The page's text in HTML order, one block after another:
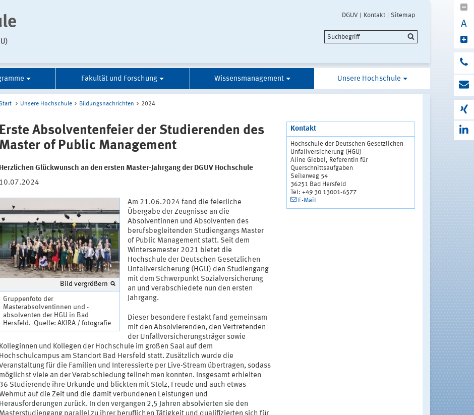
DGUV Kontakt Sitemap
A
Fakultät und Forschung Wissensmanagement Unsere Hochschule
Start Unsere Hochschule Bildungsnachrichten 2024
Erste Absolventenfeier der Studierenden des
Master of Public Management
Herzlichen Glückwunsch an den ersten Master-Jahrgang der DGUV Hochschule
10.07.2024
Bild vergrößern
Gruppenfoto der
Masterabsolventinnen und -
absolventen der HGU in Bad
Hersfeld. Quelle: AKIRA / fotografie
Am 21.06.2024 fand die feierliche
Übergabe der Zeugnisse an die
Absolventinnen und Absolventen des
berufsbegleitenden Studiengangs Master
of Public Management statt. Seit dem
Wintersemester 2021 bietet die
Hochschule der Deutschen Gesetzlichen
Unfallversicherung (HGU) den Studiengang
mit dem Schwerpunkt Sozialversicherung
an und verabschiedete nun den ersten
Jahrgang.
Dieser besondere Festakt fand gemeinsam
mit den Absolvierenden, den Vertretenden
der Unfallversicherungsträger sowie
Kolleginnen und Kollegen der Hochschule im großen Saal auf dem
Hochschulcampus am Standort Bad Hersfeld statt. Zusätzlich wurde die
für die Familien und Interessierte per Live-Stream übertragen, sodass
möglichst viele an der Verabschiedung teilnehmen konnten. Insgesamt erhielten
36 Studierende ihre Urkunde und blickten mit Stolz, Freude und auch etwas
auf die Zeit und die damit verbundenen Leistungen und
Herausforderungen zurück. In den vergangen 2,5 Jahren absolvierten sie den
Kontakt
Hochschule der Deutschen Gesetzlichen
Unfallversicherung (HGU)
Aline Giebel, Referentin für
Querschnittsaufgaben
Seilerweg 54
36251 Bad Hersfeld
Tel: +49 30 13001-6577
E-Mail